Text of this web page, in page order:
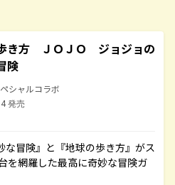
き方 ＪＯＪＯ ジョジョの
険
シャルコラボ
発売
冒険』と『地球の歩き方』がス
を網羅した最高に奇妙な冒険ガ